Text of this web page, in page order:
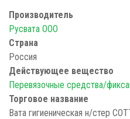
Производитель
Русвата ООО
Страна
Россия
Действующее вещество
Перевязочные средства/
Торговое название
Вата гигиеническая н/стер